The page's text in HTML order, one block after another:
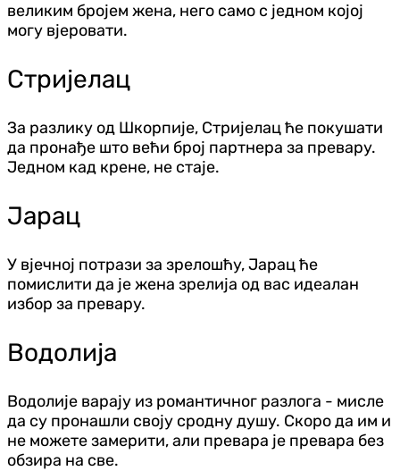
великим бројем жена, него само с једном којој
могу вјеровати.
Стријелац
За разлику од Шкорпије, Стријелац ће покушати
да пронађе што већи број партнера за превару.
Једном кад крене, не стаје.
Јарац
У вјечној потрази за зрелошћу, Јарац ће
помислити да је жена зрелија од вас идеалан
избор за превару.
Водолија
Водолије варају из романтичног разлога - мисле
да су пронашли своју сродну душу. Скоро да им и
не можете замерити, али превара је превара без
обзира на све.